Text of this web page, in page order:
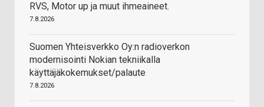
RVS, Motor up ja muut ihmeaineet.
7.8.2026
Suomen Yhteisverkko Oy:n radioverkon
modernisointi Nokian tekniikalla
käyttäjäkokemukset/palaute
7.8.2026